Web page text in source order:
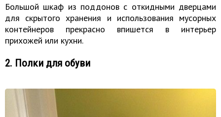
Большой шкаф из поддонов с откидными дверцами
для скрытого хранения и использования мусорных
контейнеров прекрасно впишется в интерьер
прихожей или кухни.
2. Полки для обуви